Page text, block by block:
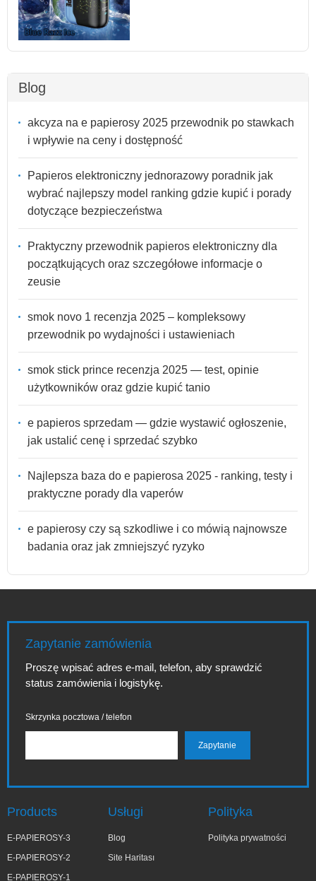
Blog
akcyza na e papierosy 2025 przewodnik po stawkach
i wpływie na ceny i dostępność
Papieros elektroniczny jednorazowy poradnik jak
wybrać najlepszy model ranking gdzie kupić i porady
dotyczące bezpieczeństwa
Praktyczny przewodnik papieros elektroniczny dla
początkujących oraz szczegółowe informacje o
zeusie
smok novo 1 recenzja 2025 – kompleksowy
przewodnik po wydajności i ustawieniach
smok stick prince recenzja 2025 — test, opinie
użytkowników oraz gdzie kupić tanio
e papieros sprzedam — gdzie wystawić ogłoszenie,
jak ustalić cenę i sprzedać szybko
Najlepsza baza do e papierosa 2025 - ranking, testy i
praktyczne porady dla vaperów
e papierosy czy są szkodliwe i co mówią najnowsze
badania oraz jak zmniejszyć ryzyko
Zapytanie zamówienia
Proszę wpisać adres e-mail, telefon, aby sprawdzić
status zamówienia i logistykę.
Skrzynka pocztowa / telefon
Products
E-PAPIEROSY-3
E-PAPIEROSY-2
E-PAPIEROSY-1
Usługi
Blog
Site Haritası
Polityka
Polityka prywatności